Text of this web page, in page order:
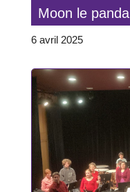
Moon le panda
6 avril 2025